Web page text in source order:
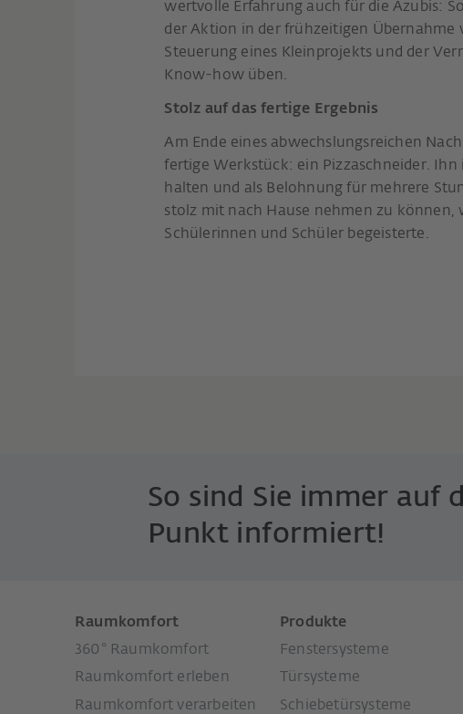
wertvolle Erfahrung auch für die Azubis:
der Aktion in der frühzeitigen Übernahme
Steuerung eines Kleinprojekts und der
Know-how üben.
Stolz auf das fertige Ergebnis
Am Ende eines abwechslungsreichen
fertige Werkstück: ein Pizzaschneider. Ihn
halten und als Belohnung für mehrere
stolz mit nach Hause nehmen zu können,
Schülerinnen und Schüler begeisterte.
So sind Sie immer auf
Punkt informiert!
Raumkomfort
360° Raumkomfort
Raumkomfort erleben
Raumkomfort verarbeiten
Produkte
Fenstersysteme
Türsysteme
Schiebetürsysteme